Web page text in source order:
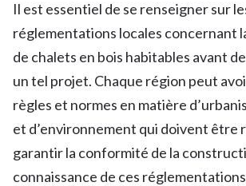
Il est essentiel de se renseigner sur
réglementations locales concernant
de chalets en bois habitables avant
un tel projet. Chaque région peut
règles et normes en matière
et d’environnement qui doivent être
garantir la conformité de la
connaissance de ces